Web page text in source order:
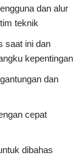
dan alur
teknik
saat ini dan
kepentingan
dan
cepat
dibahas